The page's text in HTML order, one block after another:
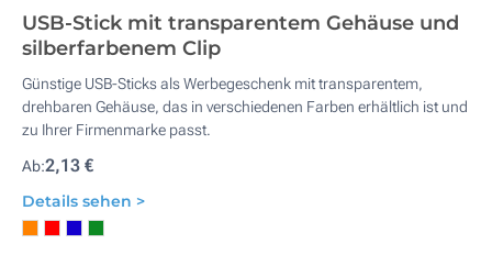
USB-Stick mit transparentem Gehäuse und
silberfarbenem Clip
Günstige USB-Sticks als Werbegeschenk mit transparentem,
drehbaren Gehäuse, das in verschiedenen Farben erhältlich ist und
zu Ihrer Firmenmarke passt.
Ab:2,13 €
Details sehen >